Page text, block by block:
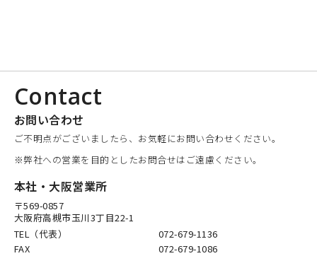
Contact
お問い合わせ
ご不明点がございましたら、お気軽にお問い合わせください。
※弊社への営業を目的としたお問合せはご遠慮ください。
本社・大阪営業所
〒569-0857
大阪府高槻市玉川3丁目22-1
TEL（代表）
072-679-1136
FAX
072-679-1086